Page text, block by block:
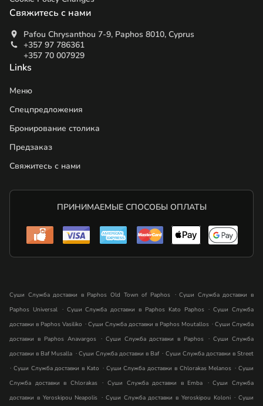
Свяжитесь с нами
Pafou Chrysanthou 7-9, Paphos 8010, Cyprus
+357 97 786361
+357 70 007929
Links
Меню
Спецпредложения
Бронирование столика
Предзаказ
Свяжитесь с нами
ПРИНИМАЕМЫЕ СПОСОБЫ ОПЛАТЫ
Суши Служба доставки в Paphos Old Town of Paphos . Суши Служба доставки в
Paphos Universal . Суши Служба доставки в Paphos Kato Paphos . Суши Служба
доставки в Paphos Vasiliko . Суши Служба доставки в Paphos Moutallos . Суши Служба
доставки в Paphos Anavargos . Суши Служба доставки в Paphos . Суши Служба
доставки в Baf Musalla . Суши Служба доставки в Baf . Суши Служба доставки в Street
. Суши Служба доставки в Kato . Суши Служба доставки в Chlorakas Melanos . Суши
Служба доставки в Chlorakas
. Суши Служба доставки в Emba . Суши Служба
доставки в Yeroskipou Neapolis . Суши Служба доставки в Yeroskipou Koloni . Суши